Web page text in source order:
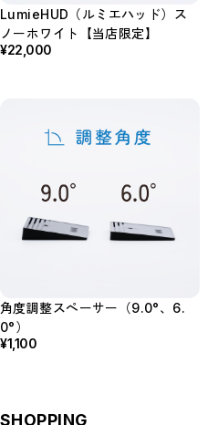
LumieHUD（ルミエハッド）ス
ノーホワイト【当店限定】
¥22,000
角度調整スペーサー（9.0°、6.
0°）
¥1,100
SHOPPING